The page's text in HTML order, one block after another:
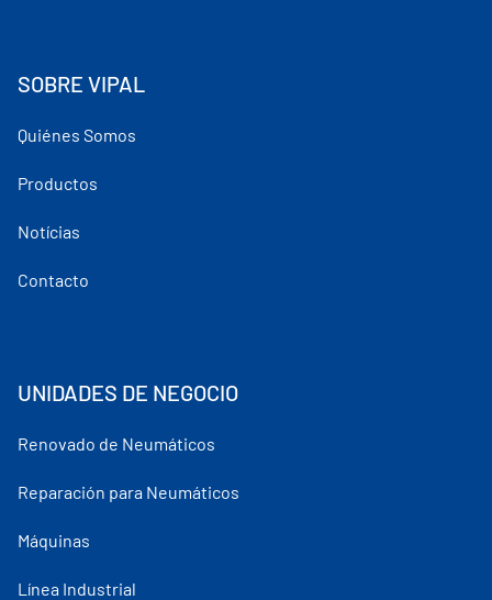
SOBRE VIPAL
Quiénes Somos
Productos
Notícias
Contacto
UNIDADES DE NEGOCIO
Renovado de Neumáticos
Reparación para Neumáticos
Máquinas
Línea Industrial